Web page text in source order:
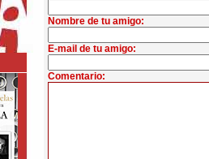
Nombre de tu amigo:
E-mail de tu amigo:
Comentario: